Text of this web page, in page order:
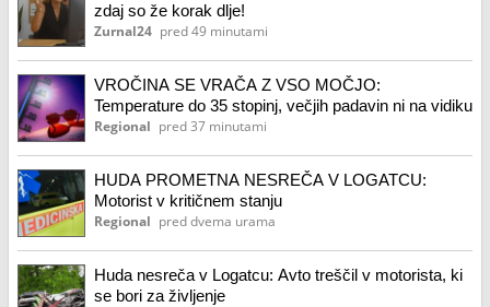
zdaj so že korak dlje!
Zurnal24 pred 49 minutami
VROČINA SE VRAČA Z VSO MOČJO:
Temperature do 35 stopinj, večjih padavin ni na vidiku
Regional pred 37 minutami
HUDA PROMETNA NESREČA V LOGATCU:
Motorist v kritičnem stanju
Regional pred dvema urama
Huda nesreča v Logatcu: Avto treščil v motorista, ki
se bori za življenje